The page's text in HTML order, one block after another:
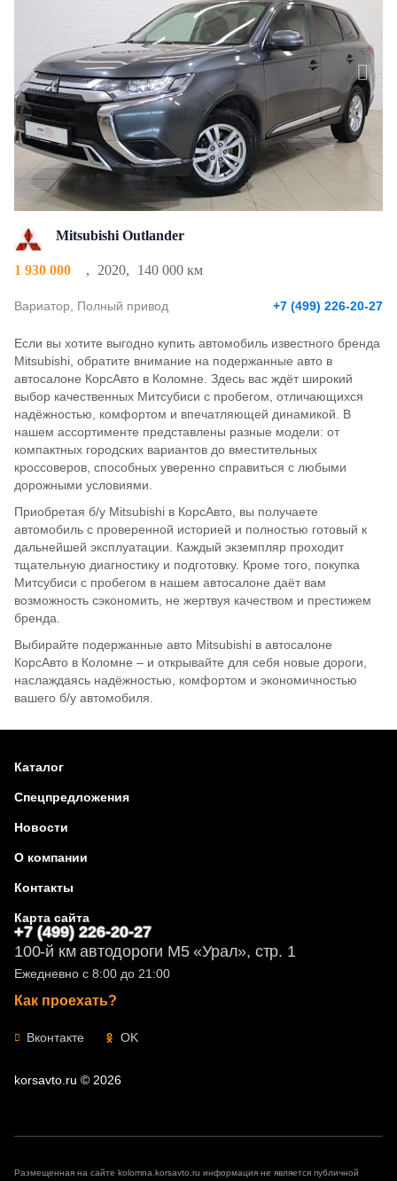
Mitsubishi Outlander
1 930 000 , 2020, 140 000 км
Вариатор, Полный привод +7 (499) 226-20-27
Если вы хотите выгодно купить автомобиль известного бренда
Mitsubishi, обратите внимание на подержанные авто в
автосалоне КорсАвто в Коломне. Здесь вас ждёт широкий
выбор качественных Митсубиси с пробегом, отличающихся
надёжностью, комфортом и впечатляющей динамикой. В
нашем ассортименте представлены разные модели: от
компактных городских вариантов до вместительных
кроссоверов, способных уверенно справиться с любыми
дорожными условиями.
Приобретая б/у Mitsubishi в КорсАвто, вы получаете
автомобиль с проверенной историей и полностью готовый к
дальнейшей эксплуатации. Каждый экземпляр проходит
тщательную диагностику и подготовку. Кроме того, покупка
Митсубиси с пробегом в нашем автосалоне даёт вам
возможность сэкономить, не жертвуя качеством и престижем
бренда.
Выбирайте подержанные авто Mitsubishi в автосалоне
КорсАвто в Коломне – и открывайте для себя новые дороги,
наслаждаясь надёжностью, комфортом и экономичностью
вашего б/у автомобиля.
Каталог
Спецпредложения
Новости
О компании
Контакты
Карта сайта
+7 (499) 226-20-27
100-й км автодороги М5 «Урал», стр. 1
Ежедневно с 8:00 до 21:00
Как проехать?
Вконтакте OK
korsavto.ru © 2026
Размещенная на сайте kolomna.korsavto.ru информация не является публичной